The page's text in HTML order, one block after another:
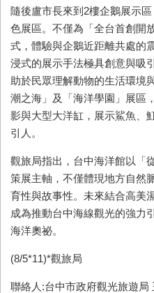
隨後盧市長來到 2樓企鵝展示
色展區。不僅為「全台首創開
式，體驗與企鵝近距離共處的
浸式的展示手法極具創意與吸
助於民眾理解動物的生活環境
潮之海」及「海洋學園」展區
影與大型大洋缸，展示鯊魚、
引人。
觀旅局指出，台中海洋館以「
策展主軸，不僅體現地方自然
育性與故事性。未來結合高美
成為推動台中海線觀光的強力
海洋奧祕。
(8/5*11)*觀旅局
聯絡人:台中市政府觀光旅遊局